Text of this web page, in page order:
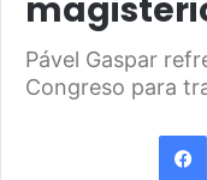
Pável Gaspar
Congreso para